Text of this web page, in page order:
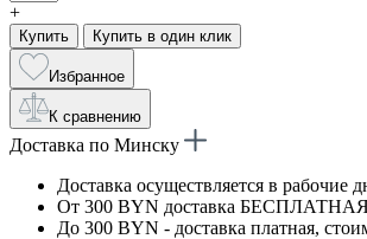
+
Купить Купить в один клик
Избранное
К сравнению
Доставка по Минску
Доставка осуществляется в рабочие
От 300 BYN доставка
До 300 BYN - доставка платная,